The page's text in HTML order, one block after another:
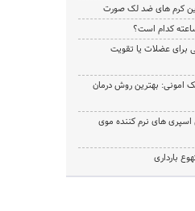
برای عضلات یا تقویت
بهترین روش درمان
های نرم‌ کننده موی
بارداری